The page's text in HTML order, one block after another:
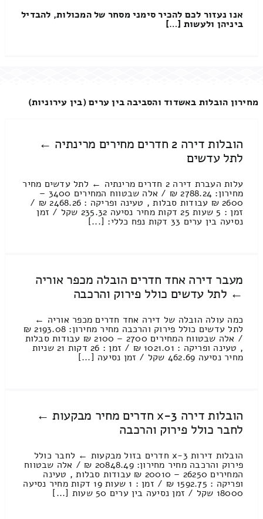
אנו נעזור לכם להכיר סימני מסחר של המכולות, להבדיל
ביניהן ולעשות […]
מחירון הובלות באשדוד והסביבה בין ערים (בין עירוניות)
הובלות דירה 2 חדרים מחירים מרינתיה ←
לתל עדשים
עלות העברת דירה 2 חדרים מרינתיה ← לתל עדשים מחיר
מחירון: 2788.24 ₪ / אלה שבטווח המחירים 3400 –
2600 ₪ עבודות סבלות , טעינה ופריקה : 2468.26 ₪ /
זמן : 5 שעות 25 דקות מחיר נסיעה 235.32 שקל / זמן
נסיעה בין ערים 33 דקות נפח כללי: [...]
מעבר דירה אחד חדרים הובלה מכפר אוריה
← לתל עדשים כולל פירוק והרכבה
כמה עולה הובלה של דירה אחד חדרים מכפר אוריה ←
לתל עדשים כולל פירוק והרכבה מחיר מחירון: 2193.08 ₪
/ אלה שבטווח המחירים 2700 – 2100 ₪ עבודות סבלות
, טעינה ופריקה : 1021.01 ₪ / זמן : 26 דקות 21 שניות
מחיר נסיעה 462.69 שקל / זמן נסיעה [...]
הובלות דירה 3-x חדרים מחיר מבקעות ←
לחבר כולל פירוק והרכבה
הובלות דירות 3-x חדרים בזול מבקעות ← לחבר כולל
פירוק והרכבה מחיר מחירון: 20848.49 ₪ / אלה שבטווח
המחירים 26250 – 20010 ₪ עבודות סבלות , טעינה
ופריקה : 1592.75 ₪ / זמן : 1 שעות 19 דקות מחיר נסיעה
18000 שקל / זמן נסיעה בין ערים 50 שעות [...]